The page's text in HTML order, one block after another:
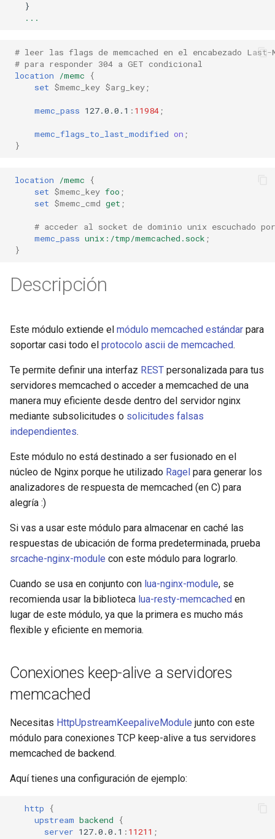
limit-rate
logger-socket
lrucache
macaroons
maxminddb
memcached
mlcache
multiplexer
murmurhash2
mysql
nettle
newrelic
nsq
ntlm
openssl
prettycjson
}
...
# leer las flags de memcached en el encabezado Last-
# para responder 304 a GET condicional
location
/memc
{
set $memc_key $arg_key ;
memc_pass 127.0.0.1 : 11984 ;
memc_flags_to_last_modified on ;
}
location /memc
{
set $memc_key foo ;
set $memc_cmd get ;
# acceder al socket de dominio unix escuchado por
memc_pass unix:/tmp/memcached.sock ;
}
Descripción
Este módulo extiende el módulo memcached estándar para
soportar casi todo el protocolo ascii de memcached.
Te permite definir una interfaz REST personalizada para tus
servidores memcached o acceder a memcached de una
manera muy eficiente desde dentro del servidor nginx
mediante subsolicitudes o solicitudes falsas
independientes.
Este módulo no está destinado a ser fusionado en el
núcleo de Nginx porque he utilizado Ragel para generar los
analizadores de respuesta de memcached (en C) para
alegría :)
Si vas a usar este módulo para almacenar en caché las
respuestas de ubicación de forma predeterminada, prueba
srcache-nginx-module con este módulo para lograrlo.
Cuando se usa en conjunto con lua-nginx-module, se
recomienda usar la biblioteca lua-resty-memcached en
lugar de este módulo, ya que la primera es mucho más
flexible y eficiente en memoria.
Conexiones keep-alive a servidores
memcached
Necesitas HttpUpstreamKeepaliveModule junto con este
módulo para conexiones TCP keep-alive a tus servidores
memcached de backend.
Aquí tienes una configuración de ejemplo:
http
{
upstream backend
{
server 127.0.0.1 : 11211 ;